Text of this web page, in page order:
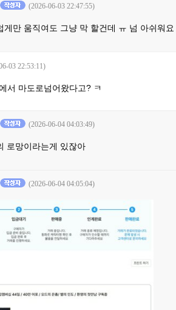
(2026-06-03 22:47:55)
게만 움직여도 그냥 막 할건데 ㅠ 넘 아쉬워요
03 22:53:11)
서 마도로넘어왔다고? ㅋ
(2026-06-04 04:03:49)
로망이라는게 있잖아
(2026-06-04 04:05:04)